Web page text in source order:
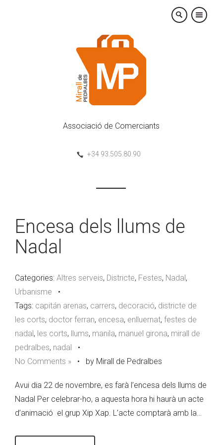
×
Associació de Comerciants
+34 93.505.80.90
Encesa dels llums de
Nadal
Categories: Altres serveis, Districte, Festes, Nadal,
Urbanisme •
Tags: capitán arenas, carrers, decoració, districte de
les corts, doctor ferran, encesa, enlluernat, festes de
nadal, les corts, llums, manila, manuel girona, mirall de
pedralbes, nadal •
No Comments » • by Mirall de Pedralbes
Avui dia 22 de novembre, es farà l’encesa dels llums de
Nadal Per celebrar-ho, a aquesta hora hi haurà un acte
d’animació el grup Xip Xap. L’acte comptarà amb la…